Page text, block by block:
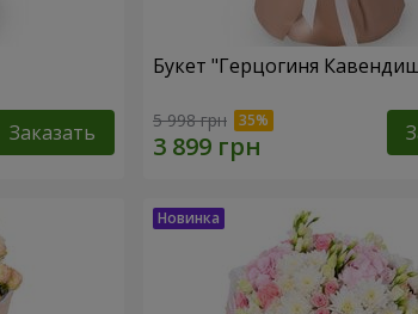
Заказать
Букет "Герцогиня
5 998 грн